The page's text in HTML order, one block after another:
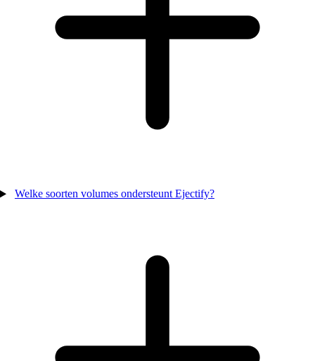
Welke soorten volumes ondersteunt Ejectify?